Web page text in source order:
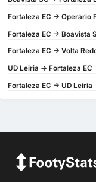
Fortaleza EC -> Operário
Fortaleza EC -> Boavista
Fortaleza EC -> Volta
UD Leiria -> Fortaleza EC
Fortaleza EC -> UD Leiria